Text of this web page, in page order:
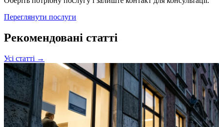
Переглянути послуги
Рекомендовані статті
Усі статті →